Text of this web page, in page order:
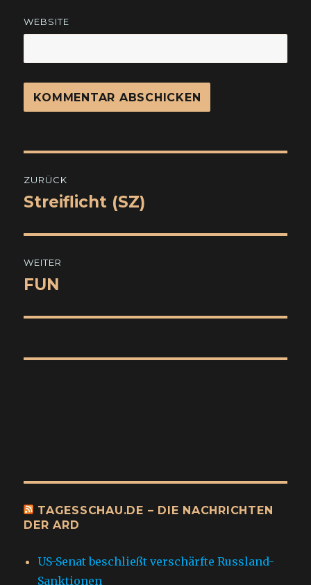
WEBSITE
ZURÜCK
Vorheriger
Streiflicht (SZ)
WEITER
Nächster
FUN
TAGESSCHAU.DE – DIE NACHRICHTEN
DER ARD
US-Senat beschließt verschärfte Russland-
Sanktionen